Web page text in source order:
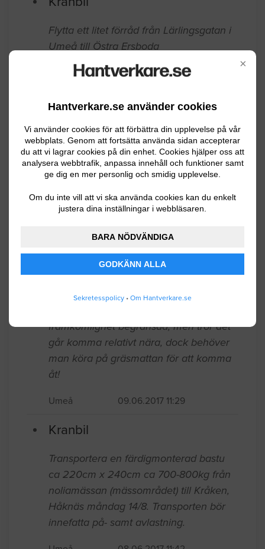
×
Hantverkare.se använder cookies
Vi använder cookies för att förbättra din upplevelse på vår
webbplats. Genom att fortsätta använda sidan accepterar
du att vi lagrar cookies på din enhet. Cookies hjälper oss att
analysera webbtrafik, anpassa innehåll och funktioner samt
ge dig en mer personlig och smidig upplevelse.
Om du inte vill att vi ska använda cookies kan du enkelt
justera dina inställningar i webbläsaren.
BARA NÖDVÄNDIGA
GODKÄNN ALLA
Sekretesspolicy • Om Hantverkare.se
Kranbil
Flytta ett litet förråd från Lärlingsgatan i
Kranbil
Flytta en 50m2 stuga antingen på
annan plats på tomten alt sälja stugan
och köpare tar med stugan. Stugan är
skidstahus.
Kranbil
Behöver flytta en trädgårdsbod från ena
sidan tomten till andra! Mått ca 4 x 2 ,75
meter (vikt gissningsvis 1000-2000 kg ?)
framkomlighet begränsad, men tror det
man köra på gräsmattan för att komma
åt!
Kranbil
Transportera en färdigmonterad bastu
ca 220cm x 240cm ca 700-800kg från